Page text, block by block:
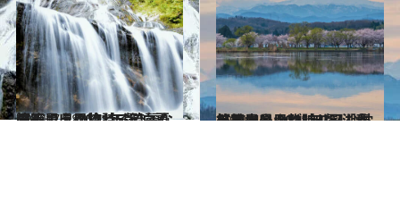
2021.7.18
【石川県 2021年版】 夏の絶景・風物詩5選 白く輝くように流れる流麗な滝
旅＆お出かけ 2021.4.2
【石川県 2021年版】 春の絶景・風物詩4選 湖に桜並木と山が映り込む耽美な風景
旅＆お出かけ